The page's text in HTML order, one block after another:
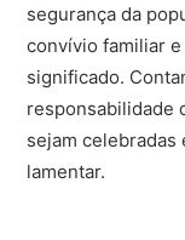
segurança da
convívio familiar
significado.
responsabilidade
sejam celebradas
lamentar.